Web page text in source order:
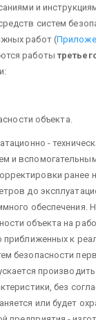
и
систем
работ (
работы
объекта.
-
и
ранее
до
обеспечения.
объекта на
к
без­опасности
без
или будет